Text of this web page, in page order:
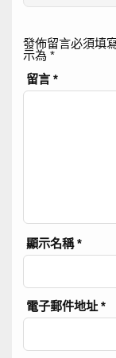
發佈留言必須填
示為 *
留言*
顯示名稱*
電子郵件地址*